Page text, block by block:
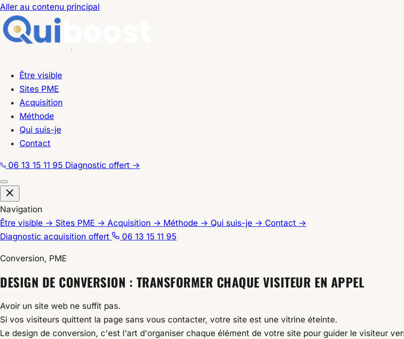
Aller au contenu principal
Être visible
Sites PME
Acquisition
Méthode
Qui suis-je
Contact
06 13 15 11 95 Diagnostic offert →
Navigation
Être visible → Sites PME → Acquisition → Méthode → Qui suis-je → Contact →
Diagnostic acquisition offert
06 13 15 11 95
Accueil
/
/
Design de Conversion : Générer des Devis Artisan | Quiboost
Conversion, PME
DESIGN DE CONVERSION : TRANSFORMER CHAQUE VISITEUR EN APPEL
Avoir un site web ne suffit pas.
Si vos visiteurs quittent la page sans vous contacter, votre site est une vitrine éteinte.
Le design de conversion, c'est l'art d'organiser chaque élément de votre site pour guider le visiteur